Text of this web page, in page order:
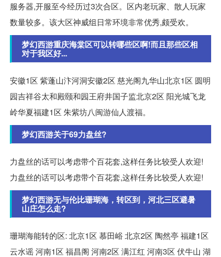
服务器,开服至今经历过3次合区。区内老玩家、散人玩家
数量较多。该大区神威组日常环境非常优秀,颇受欢。
梦幻西游重庆海棠区可以转哪些区啊!而且那些区相
对于我区好...
安徽1区 紫蓬山汴河洞安徽2区 慈光阁九华山北京1区 圆明
园吉祥谷太和殿颐和园王府井国子监北京2区 阳光城飞龙
岭华夏福建1区 朱紫坊八闽游仙人渡福。
梦幻西游关于69力盘丝?
力盘丝的话可以考虑带个百花套,这样任务比较受人欢迎!
力盘丝的话可以考虑带个百花套,这样任务比较受人欢迎!
梦幻西游无与伦比珊瑚海，转区到，河北三区避暑
山庄怎么走?
珊瑚海能转的区: 北京1区 慕田峪 北京2区 陶然亭 福建1区
云水谣 河南1区 福昌阁 河南2区 满江红 河南3区 伏牛山 湖